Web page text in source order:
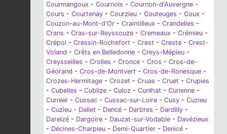
Courmangoux - Cournols - Cournon-d'Auvergne -
Cours - Courtenay - Courzieu - Couteuges - Coux -
Couzon-au-Mont-d'Or - Craintilleux - Crandelles -
Crans - Cras-sur-Reyssouze - Cremeaux - Crémieu -
Crépol - Cressin-Rochefort - Crest - Creste - Crest-
Voland - Crêts en Belledonne - Creys-Mépieu -
Creysseilles - Crolles - Cronce - Cros - Cros-de-
Géorand - Cros-de-Montvert - Cros-de-Ronesque -
Crozes-Hermitage - Crozet - Cruas - Cruet - Crupies
- Cubelles - Cublize - Culoz - Cunlhat - Curienne -
Curnier - Cussac - Cussac-sur-Loire - Cusy - Cuzieu
- Cuzieu - Dallet - Dancé - Darbres - Dardilly -
Dareizé - Dargoire - Dauzat-sur-Vodable - Davézieux
- Décines-Charpieu - Demi-Quartier - Denicé -